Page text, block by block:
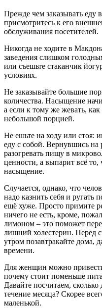
Прежде чем заказывать еду
присмотритесь к его
обслуживания посетителей.
Никогда не ходите в
заведения слишком
или съешьте стаканчик
условиях.
Не заказывайте большие
количества. Насыщение
а если к тому же жевать,
небольшой порцией.
Не ешьте на ходу или стоя:
еду с собой. Вернувшись на
разогревать пищу в
ценности, а выпарит всё
насыщение.
Случается, однако, что
надо казнить себя и ругать
ещё хуже. Просто примите
ничего не есть, кроме,
лимоном – это поможет
лишний холестерин. Перед
утром позавтракайте дома,
времени.
Для женщин можно
почему стоит поменьше
Давайте посчитаем,
течение месяца? Скорее
маленькой.